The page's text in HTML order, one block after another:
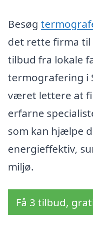
Besøg
det rette firma til
tilbud fra lokale
termografering i
været lettere at
erfarne
som kan hjælpe
energieffektiv,
miljø.
Få 3 tilbud,